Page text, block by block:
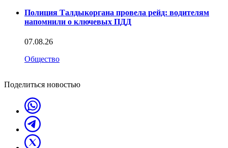
Полиция Талдыкоргана провела рейд: водителям
напомнили о ключевых ПДД
07.08.26
Общество
Поделиться новостью